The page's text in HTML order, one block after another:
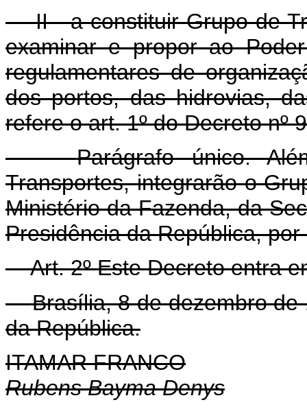
II - a constituir Grupo de
examinar e propor ao
regulamentares de
dos portos, das hidrovias,
refere o art. 1º do Decreto nº
Parágrafo único.
Transportes, integrarão o
Ministério da Fazenda, da
Presidência da República,
Art. 2º Este Decreto entra
Brasília, 8 de dezembro de
da República.
ITAMAR FRANCO
Rubens Bayma Denys